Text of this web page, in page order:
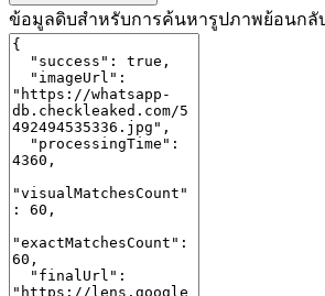
6
Cute Hedgehog Cake Decorating Tutorial -
www.youtube.com · YouTube
7
Cutest hedgehog cake! 🦔 love the toadstool
www.facebook.com
8
Sweet little hedgehog cake! Buttercream quills,
www.reddit.com
ข้อมูลดิบสำหรับการค้นหารูปภาพย้อนกลั